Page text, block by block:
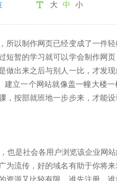
大 中 小
所以制作网页已经变成了一件
暂的学习就可以学会制作网
做出来之后与别人一比，才发
建立一个网站就像盖一幢大楼
，按部就班地一步步来，才能
也是社会各用户浏览该企业网
为流传，好的域名有助于你将
资源又比较有限，谁先注册，